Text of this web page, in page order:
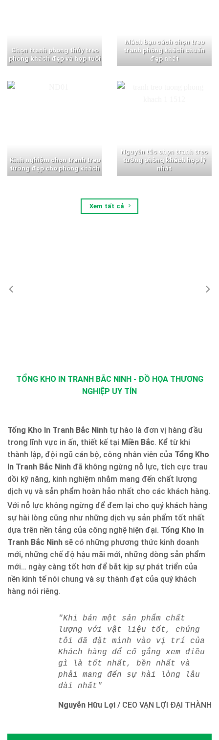
Chọn tranh phong thủy treo
phòng khách đẹp và hợp tuổi
Mách bạn cách chọn treo
tranh phòng khách chuẩn
đẹp nhất
Kinh nghiệm chọn tranh treo
tường đẹp cho phòng khách
Nguyên tắc chọn tranh treo
tường phòng khách hợp lý
nhất
Xem tất cả
TỔNG KHO IN TRANH BẮC NINH - ĐỒ HỌA THƯƠNG
NGHIỆP UY TÍN
Tổng Kho In Tranh Bắc Ninh tự hào là đơn vị hàng đầu
trong lĩnh vực in ấn, thiết kế tại Miền Bắc. Kể từ khi
thành lập, đội ngũ cán bộ, công nhân viên của Tổng Kho
In Tranh Bắc Ninh đã không ngừng nỗ lực, tích cực trau
dồi kỹ năng, kinh nghiệm nhằm mang đến chất lượng
dịch vụ và sản phẩm hoàn hảo nhất cho các khách hàng.
Với nỗ lực không ngừng để đem lại cho quý khách hàng
sự hài lòng cũng như những dịch vụ sản phẩm tốt nhất
dựa trên nền tảng của công nghệ hiện đại. Tổng Kho In
Tranh Bắc Ninh sẽ có những phương thức kinh doanh
mới, những chế độ hậu mãi mới, những dòng sản phẩm
mới… ngày càng tốt hơn để bắt kịp sự phát triển của
nền kinh tế nói chung và sự thành đạt của quý khách
hàng nói riêng.
"Khi bán một sản phẩm chất
lượng với vật liệu tốt, chúng
tôi đã đặt mình vào vị trí của
Khách hàng để cố gắng xem điều
gì là tốt nhất, bền nhất và
phải mang đến sự hài lòng lâu
dài nhất"
Nguyễn Hữu Lợi / CEO VẠN LỢI ĐẠI THÀNH